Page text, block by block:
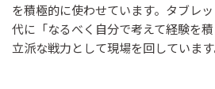
を積極的に使わせています。タブレ
代に「なるべく自分で考えて経験を
立派な戦力として現場を回しています